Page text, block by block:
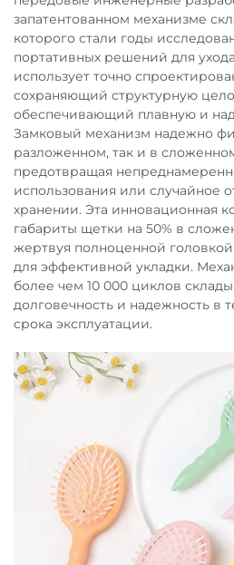
запатентованном механизме
которого стали годы
портативных решений для
использует точно
сохраняющий структурную
обеспечивающий плавную и
Замковый механизм надежно
разложенном, так и в
предотвращая
использования или случайное
хранении. Эта инновационная
габариты щетки на 50% в
жертвуя полноценной
для эффективной укладки.
более чем 10 000 циклов
долговечность и надежность в
срока эксплуатации.